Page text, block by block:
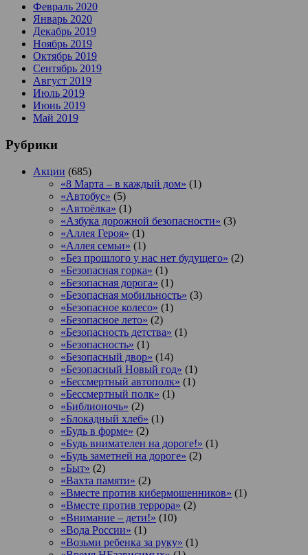
Февраль 2020
Январь 2020
Декабрь 2019
Ноябрь 2019
Октябрь 2019
Сентябрь 2019
Август 2019
Июль 2019
Июнь 2019
Май 2019
Рубрики
Акции (685)
«8 Марта – в каждый дом» (1)
«Автобус» (5)
«Автоёлка» (1)
«Азбука дорожной безопасности» (3)
«Аллея Героя» (1)
«Аллея семьи» (1)
«Без прошлого у нас нет будущего» (2)
«Безопасная горка» (1)
«Безопасная дорога» (1)
«Безопасная мобильность» (3)
«Безопасное колесо» (1)
«Безопасное лето» (2)
«Безопасность детства» (1)
«Безопасность» (1)
«Безопасный двор» (14)
«Безопасный Новый год» (1)
«Бессмертный автополк» (1)
«Бессмертный полк» (1)
«Библионочь» (2)
«Блокадный хлеб» (1)
«Будь в форме» (2)
«Будь внимателен на дороге!» (1)
«Будь заметней на дороге» (2)
«Быт» (2)
«Вахта памяти» (2)
«Вместе против кибермошенников» (1)
«Вместе против террора» (2)
«Внимание – дети!» (10)
«Вода России» (1)
«Возьми ребенка за руку» (1)